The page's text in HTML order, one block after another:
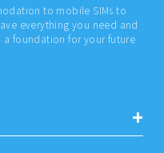
to mobile SIMs to
everything you need and
foundation for your future